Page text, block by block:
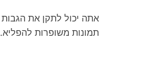
תמונות משופרות להפליא.